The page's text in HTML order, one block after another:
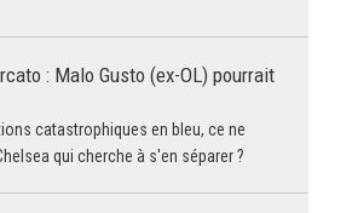
: Malo Gusto (ex-OL) pourrait
catastrophiques en bleu, ce ne
qui cherche à s'en séparer ?